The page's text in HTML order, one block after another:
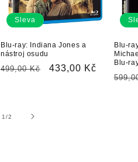
Sleva
Blu-ray: Indiana Jones a
nástroj osudu
Běžná
499,00 Kč
Výprodejová
433,00 Kč
Blu-
Blu-
1/z2